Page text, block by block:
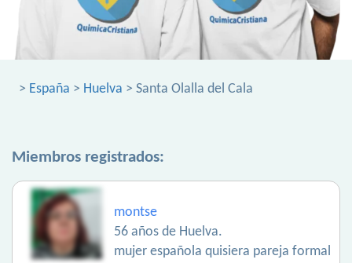
> España > Huelva > Santa Olalla del Cala
Miembros registrados:
montse
56 años de Huelva.
mujer española quisiera pareja formal